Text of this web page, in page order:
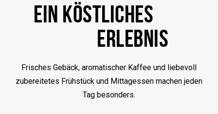
EIN KÖSTLICHES
ERLEBNIS
Frisches Gebäck, aromatischer Kaffee und liebevoll
zubereitetes Frühstück und Mittagessen machen jeden
Tag besonders.